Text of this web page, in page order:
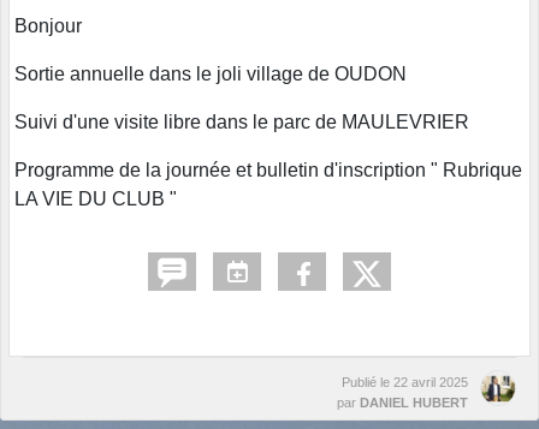
Bonjour
Sortie annuelle dans le joli village de OUDON
Suivi d'une visite libre dans le parc de MAULEVRIER
Programme de la journée et bulletin d'inscription " Rubrique
LA VIE DU CLUB "
Publié le 22 avril 2025
par DANIEL HUBERT